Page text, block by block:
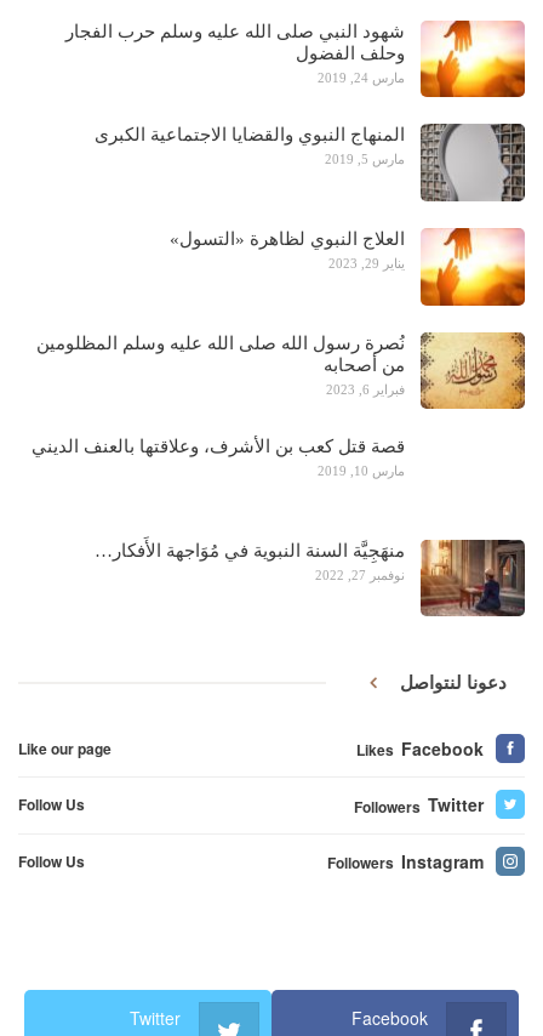
شهود النبي صلى الله عليه وسلم حرب الفجار
وحلف الفضول
مارس 24, 2019
المنهاج النبوي والقضايا الاجتماعية الكبرى
مارس 5, 2019
العلاج النبوي لظاهرة «التسول»
يناير 29, 2023
نُصرة رسول الله صلى الله عليه وسلم المظلومين
من أصحابه
فبراير 6, 2023
قصة قتل كعب بن الأشرف، وعلاقتها بالعنف الديني
مارس 10, 2019
منهَجِيَّة السنة النبوية في مُوَاجهة الأَفكار…
نوفمبر 27, 2022
دعونا لنتواصل
Facebook
Likes
Like our page
Twitter
Followers
Follow Us
Instagram
Followers
Follow Us
Facebook
Twitter